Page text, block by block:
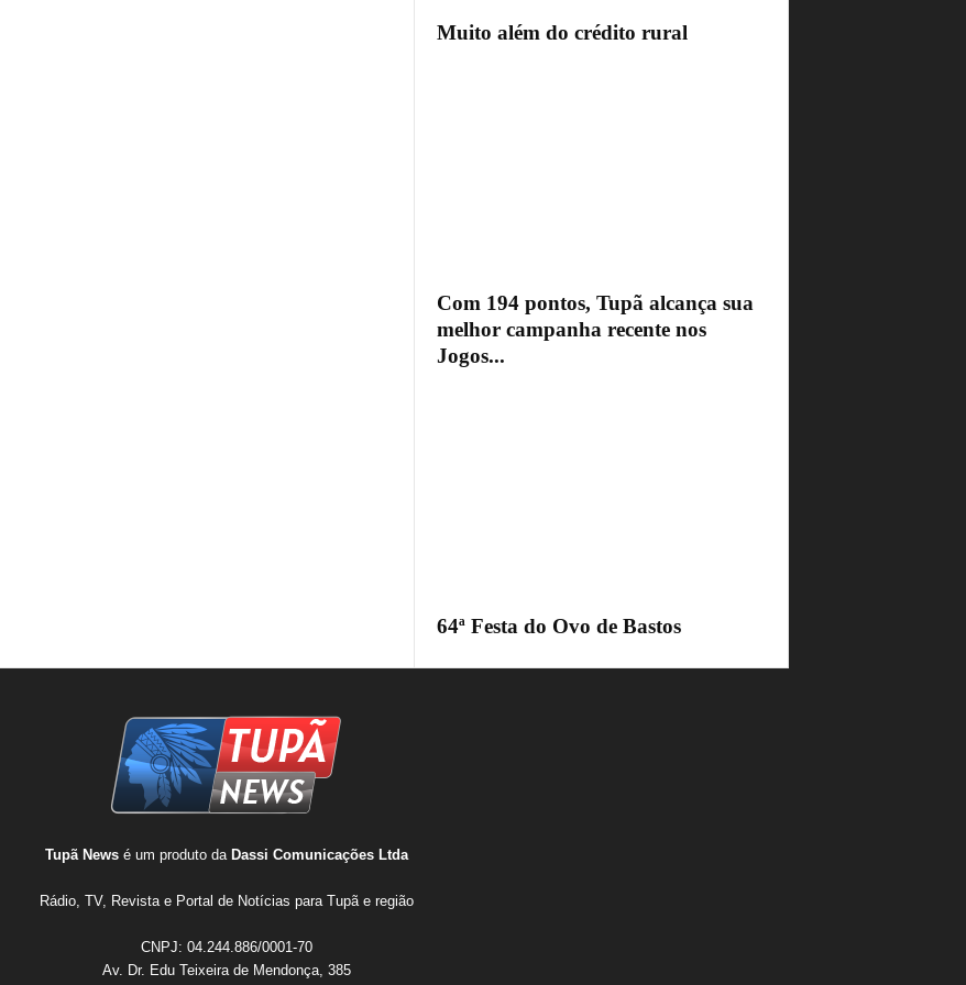
Muito além do crédito rural
Com 194 pontos, Tupã alcança sua
melhor campanha recente nos
Jogos...
64ª Festa do Ovo de Bastos
Tupã News é um produto da Dassi Comunicações Ltda
Rádio, TV, Revista e Portal de Notícias para Tupã e região
CNPJ: 04.244.886/0001-70
Av. Dr. Edu Teixeira de Mendonça, 385